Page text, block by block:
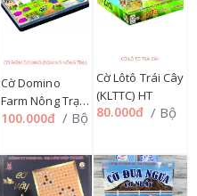
Cờ Domino
Farm Nông Trại
(KFD)
100.000đ / Bộ
Cờ Lôtô Trái Cây
(KLTTC) HT
80.000đ / Bộ